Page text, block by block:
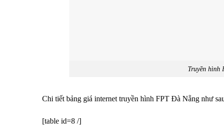
Truyền hình
Chi tiết bảng giá internet truyền hình FPT Đà Nẵng như
[table id=8 /]